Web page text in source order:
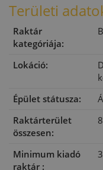
Területi
Raktár
kategóriája:
Lokáció:
Épület státusza:
Raktárterület
összesen:
Minimum kiadó
raktár :